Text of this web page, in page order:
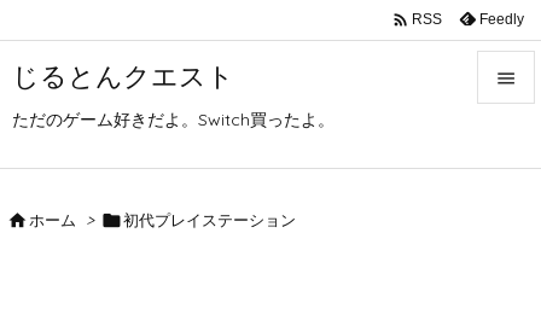
じるとんクエスト
ただのゲーム好きだよ。Switch買ったよ。

 RSS Feedly
ホーム > 初代プレイステーション